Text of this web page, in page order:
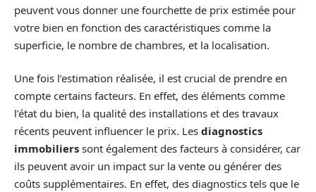
peuvent vous donner une fourchette de prix estimée pour
votre bien en fonction des caractéristiques comme la
superficie, le nombre de chambres, et la localisation.
Une fois l’estimation réalisée, il est crucial de prendre en
compte certains facteurs. En effet, des éléments comme
l’état du bien, la qualité des installations et des travaux
récents peuvent influencer le prix. Les diagnostics
immobiliers sont également des facteurs à considérer, car
ils peuvent avoir un impact sur la vente ou générer des
coûts supplémentaires. En effet, des diagnostics tels que le